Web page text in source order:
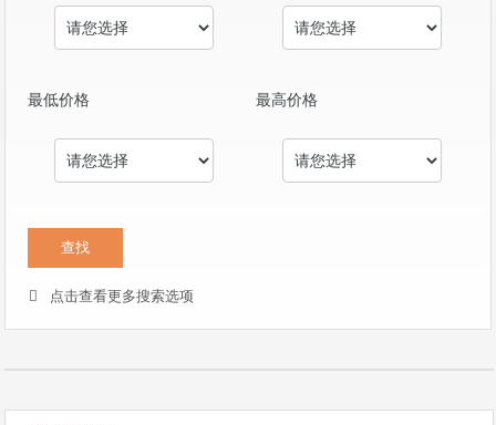
最低价格 最高价格
点击查看更多搜索选项